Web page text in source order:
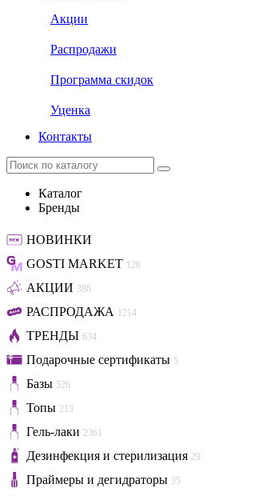
Акции
Распродажи
Программа скидок
Уценка
Контакты
Каталог
Бренды
НОВИНКИ
GOSTI MARKET 128
АКЦИИ 386
РАСПРОДАЖА 1214
ТРЕНДЫ 634
Подарочные сертификаты 5
Базы 526
Топы 213
Гель-лаки 2361
Дезинфекция и стерилизация 29
Праймеры и дегидраторы 35